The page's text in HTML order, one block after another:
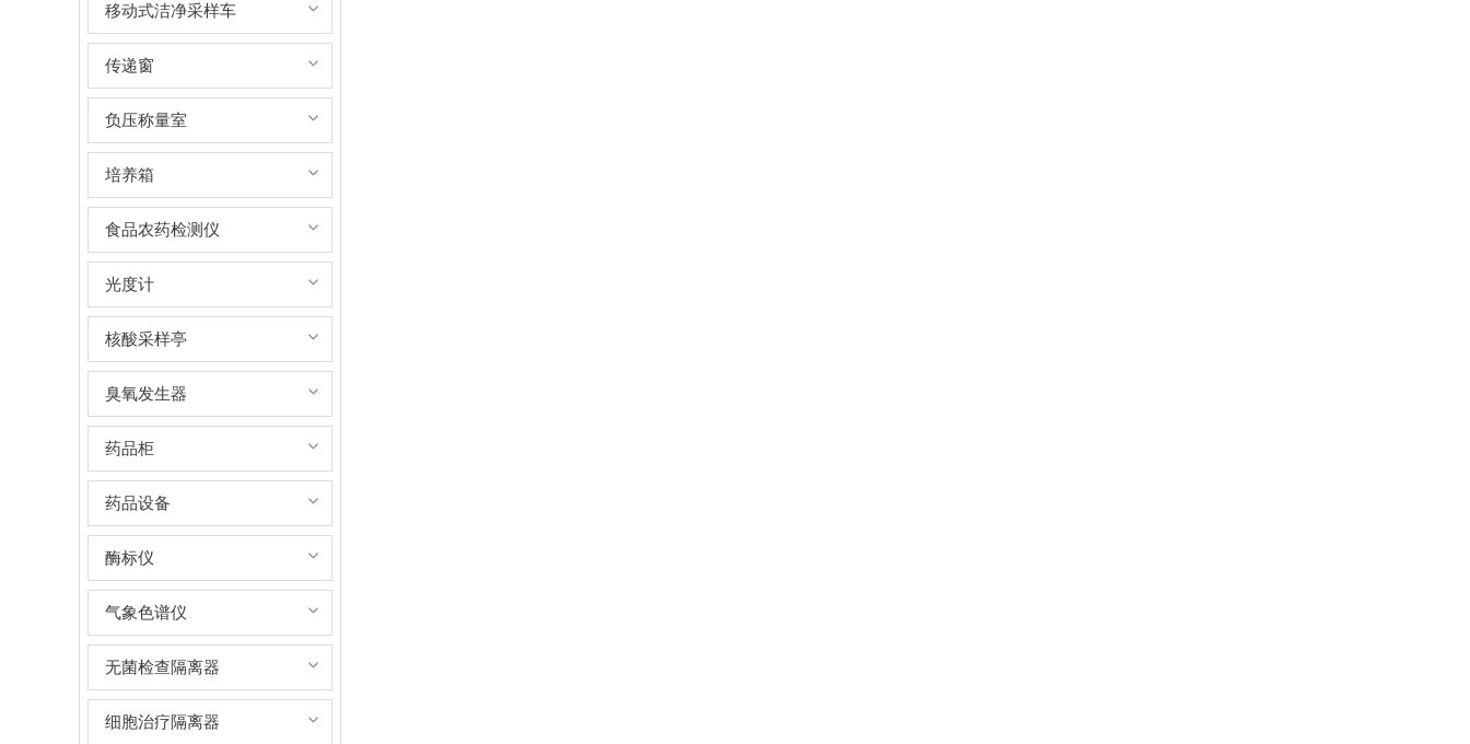
移动式洁净采样车
传递窗
负压称量室
培养箱
食品农药检测仪
光度计
核酸采样亭
臭氧发生器
药品柜
药品设备
酶标仪
气象色谱仪
无菌检查隔离器
细胞治疗隔离器